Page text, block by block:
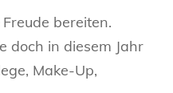
bereiten.
doch in diesem Jahr
Make-Up,